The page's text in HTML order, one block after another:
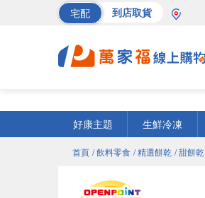
宅配 到店取貨
好康主題
生鮮冷凍
首頁 / 飲料零食 / 精選餅乾 / 甜餅乾